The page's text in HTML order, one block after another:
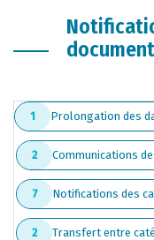
1 Prolongation des
2 Communications
7 Notifications des
2 Transfert entre